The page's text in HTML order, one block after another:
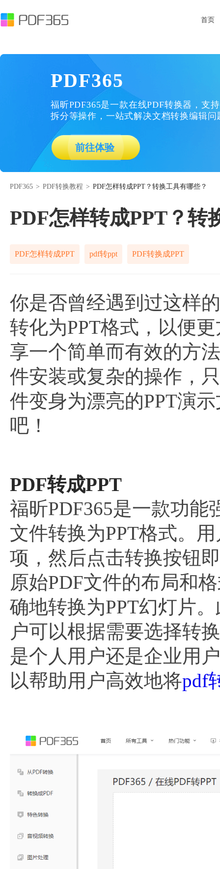
首页
PDF365
福昕PDF365是一款在线PDF转换器，支
拆分等操作，一站式解决文档转换编辑问
前往体验
PDF365 > PDF转换教程 > PDF怎样转成PPT？转换工具有哪些？
PDF怎样转成PPT？转
PDF怎样转成PPT pdf转ppt PDF转换成PPT
你是否曾经遇到过这样
转化为PPT格式，以便
享一个简单而有效的方
件安装或复杂的操作，
件变身为漂亮的PPT演
吧！
PDF转成PPT
福昕PDF365是一款功能
文件转换为PPT格式。
项，然后点击转换按钮
原始PDF文件的布局和
确地转换为PPT幻灯片
户可以根据需要选择转
是个人用户还是企业用
以帮助用户高效地将pdf